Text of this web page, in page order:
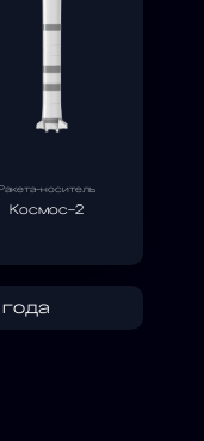
Ракета-носитель
Космос-2